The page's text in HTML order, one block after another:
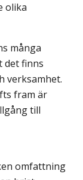
olika
många
det finns
verksamhet.
fram är
till
omfattning